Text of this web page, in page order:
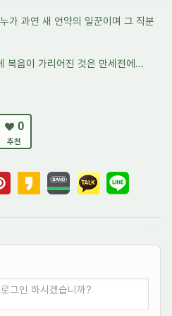
가 과연 새 언약의 일꾼이며 그 직분
복음이 가리어진 것은 만세전에...
0
추천
그인 하시겠습니까?